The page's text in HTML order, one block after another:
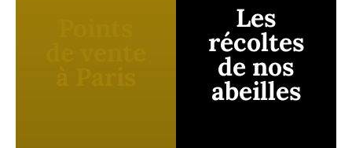
Points de Vente
Les
récoltes
de nos
abeilles